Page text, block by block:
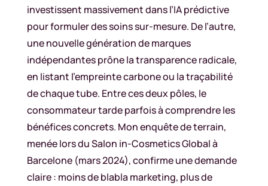
investissent massivement dans l’IA prédictive
pour formuler des soins sur-mesure. De l’autre,
une nouvelle génération de marques
indépendantes prône la transparence radicale,
en listant l’empreinte carbone ou la traçabilité
de chaque tube. Entre ces deux pôles, le
consommateur tarde parfois à comprendre les
bénéfices concrets. Mon enquête de terrain,
menée lors du Salon in-Cosmetics Global à
Barcelone (mars 2024), confirme une demande
claire : moins de blabla marketing, plus de